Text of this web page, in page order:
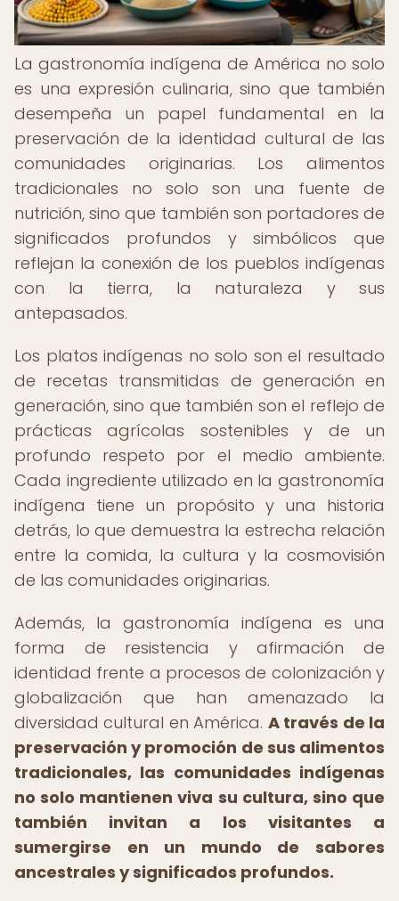
La gastronomía indígena de América no solo
es una expresión culinaria, sino que también
desempeña un papel fundamental en la
preservación de la identidad cultural de las
comunidades originarias. Los alimentos
tradicionales no solo son una fuente de
nutrición, sino que también son portadores de
significados profundos y simbólicos que
reflejan la conexión de los pueblos indígenas
con la tierra, la naturaleza y sus
antepasados.
Los platos indígenas no solo son el resultado
de recetas transmitidas de generación en
generación, sino que también son el reflejo de
prácticas agrícolas sostenibles y de un
profundo respeto por el medio ambiente.
Cada ingrediente utilizado en la gastronomía
indígena tiene un propósito y una historia
detrás, lo que demuestra la estrecha relación
entre la comida, la cultura y la cosmovisión
de las comunidades originarias.
Además, la gastronomía indígena es una
forma de resistencia y afirmación de
identidad frente a procesos de colonización y
globalización que han amenazado la
diversidad cultural en América. A través de la
preservación y promoción de sus alimentos
tradicionales, las comunidades indígenas
no solo mantienen viva su cultura, sino que
también invitan a los visitantes a
sumergirse en un mundo de sabores
ancestrales y significados profundos.